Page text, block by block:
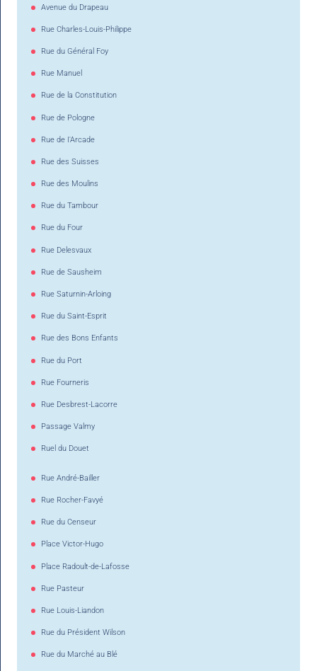
Avenue du Drapeau
Rue Charles-Louis-Philippe
Rue du Général Foy
Rue Manuel
Rue de la Constitution
Rue de Pologne
Rue de I'Arcade
Rue des Suisses
Rue des Moulins
Rue du Tambour
Rue du Four
Rue Delesvaux
Rue de Sausheim
Rue Saturnin-Arloing
Rue du Saint-Esprit
Rue des Bons Enfants
Rue du Port
Rue Fourneris
Rue Desbrest-Lacorre
Passage Valmy
Ruel du Douet
Rue André-Bailler
Rue Rocher-Favyé
Rue du Censeur
Place Victor-Hugo
Place Radoult-de-Lafosse
Rue Pasteur
Rue Louis-Liandon
Rue du Président Wilson
Rue du Marché au Blé